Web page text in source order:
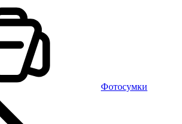
Фотосумки